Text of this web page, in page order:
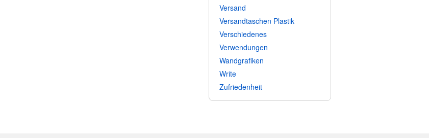
Versand
Versandtaschen Plastik
Verschiedenes
Verwendungen
Wandgrafiken
Write
Zufriedenheit